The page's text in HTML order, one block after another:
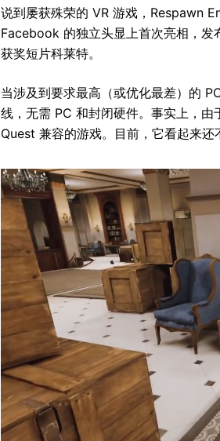
说到屡获殊荣的 VR 游戏，Respawn
Facebook 的独立头显上首次亮相，发
获奖短片科莱特。
当涉及到要求最高（或优化最差）的
线，无需 PC 和封闭硬件。事实上，
Quest 兼容的游戏。目前，它看起来还